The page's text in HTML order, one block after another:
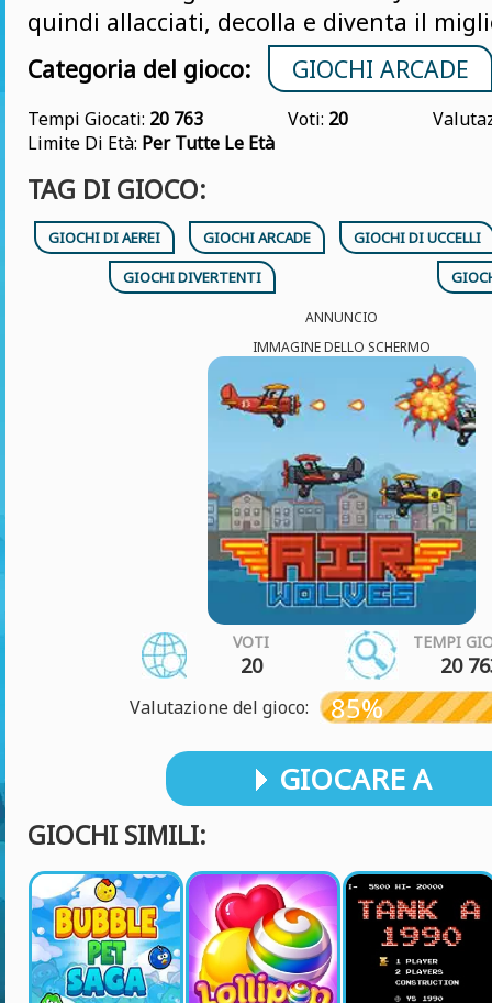
quindi allacciati, decolla e diventa il
Categoria del gioco:
GIOCHI ARCADE
Tempi Giocati: 20 763 Voti: 20
Limite Di Età: Per Tutte Le Età
TAG DI GIOCO:
GIOCHI DI AEREI GIOCHI ARCADE
GIOCHI DI UCCELLI
GIOCHI DIVERTENTI
ANNUNCIO
IMMAGINE DELLO SCHERMO
VOTI
20
TEMPI
20
Valutazione del gioco: 85%
GIOCARE A
GIOCHI SIMILI: